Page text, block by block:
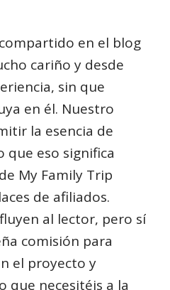
en el blog
cariño y desde
sin que
en él. Nuestro
la esencia de
que eso significa
My Family Trip
de afiliados.
al lector, pero sí
comisión para
el proyecto y
que necesitéis a la